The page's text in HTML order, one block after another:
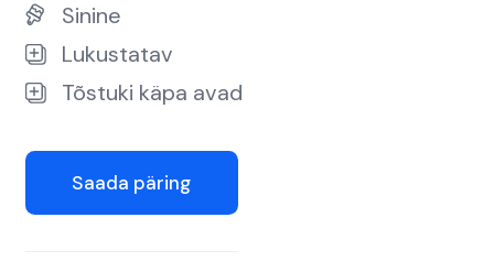
Sinine
Lukustatav
Tõstuki käpa avad
Saada päring